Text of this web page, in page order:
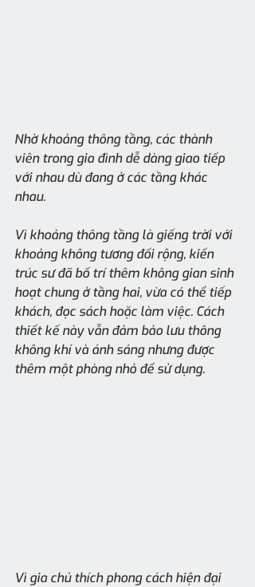
Nhờ khoảng thông tầng, các thành
viên trong gia đình dễ dàng giao tiếp
với nhau dù đang ở các tầng khác
nhau.
Vì khoảng thông tầng là giếng trời với
khoảng không tương đối rộng, kiến
trúc sư đã bố trí thêm không gian sinh
hoạt chung ở tầng hai, vừa có thể tiếp
khách, đọc sách hoặc làm việc. Cách
thiết kế này vẫn đảm bảo lưu thông
không khí và ánh sáng nhưng được
thêm một phòng nhỏ để sử dụng.
Vì gia chủ thích phong cách hiện đại